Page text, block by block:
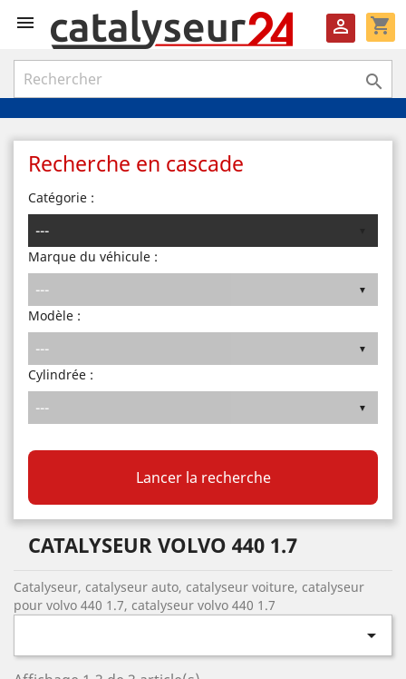
 shopping_cart


Recherche en cascade
Catégorie :
Marque du véhicule :
Modèle :
Cylindrée :
Lancer la recherche
CATALYSEUR VOLVO 440 1.7
Catalyseur, catalyseur auto, catalyseur voiture, catalyseur
pour volvo 440 1.7, catalyseur volvo 440 1.7
